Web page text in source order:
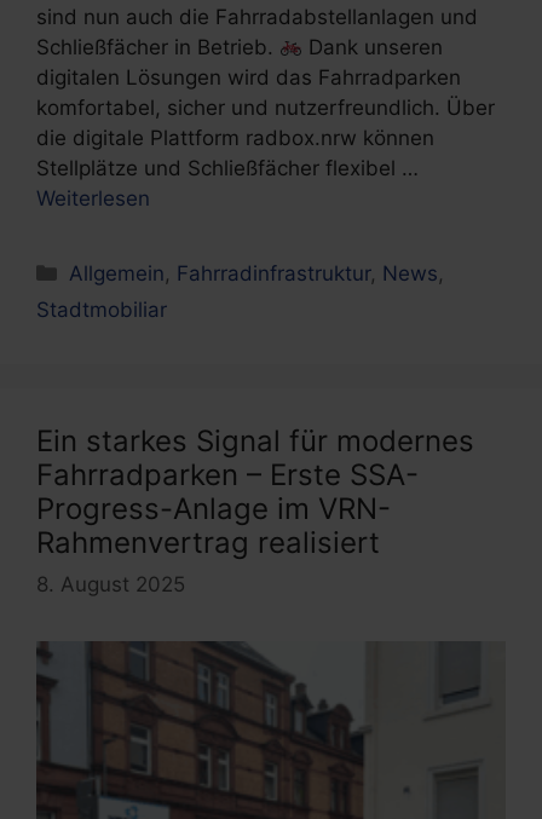
sind nun auch die Fahrradabstellanlagen und
Schließfächer in Betrieb.
Dank unseren
digitalen Lösungen wird das Fahrradparken
komfortabel, sicher und nutzerfreundlich. Über
die digitale Plattform radbox.nrw können
Stellplätze und Schließfächer flexibel …
Weiterlesen
Kategorien
Allgemein, Fahrradinfrastruktur, News,
Stadtmobiliar
Ein starkes Signal für modernes
Fahrradparken – Erste SSA-
Progress-Anlage im VRN-
Rahmenvertrag realisiert
8. August 2025